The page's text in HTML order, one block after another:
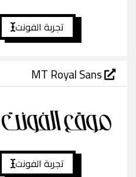
تجربة الفونت
MT Royal Sans
تجربة الفونت